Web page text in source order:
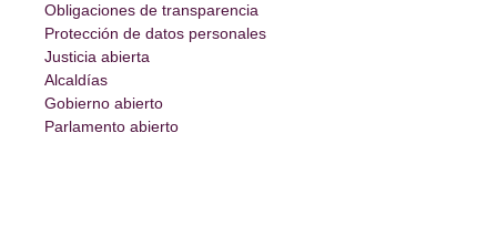
Obligaciones de transparencia
Protección de datos personales
Justicia abierta
Alcaldías
Gobierno abierto
Parlamento abierto